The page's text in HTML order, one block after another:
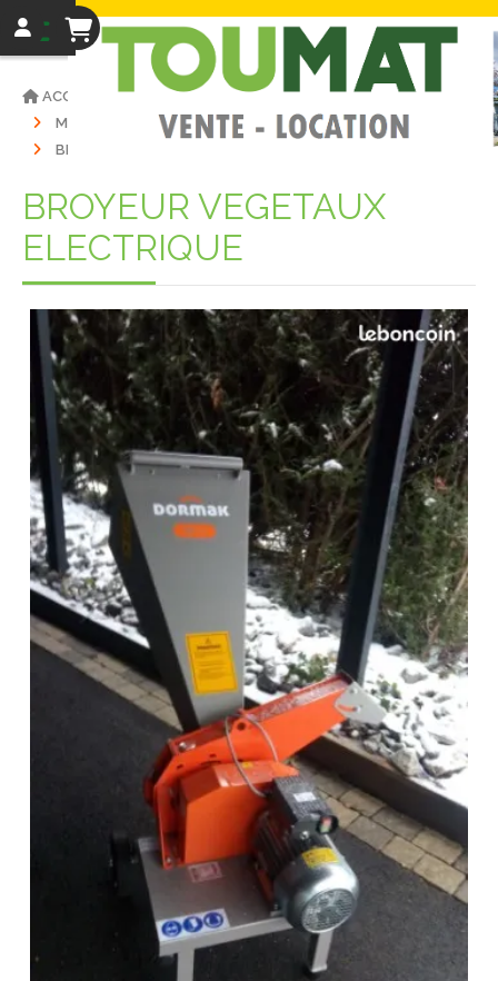
ACCUEIL
VENTE MATÉRIELS
MATÉRIEL D'OCCASIONS
JARDINAGE
BROYEUR VEGETAUX ELECTRIQUE
BROYEUR VEGETAUX
ELECTRIQUE